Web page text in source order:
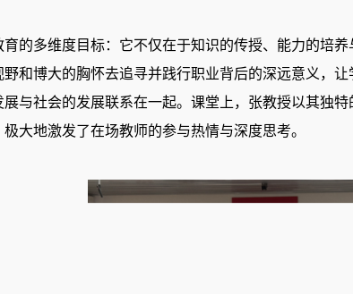
多维度目标：它不仅在于知识的传授、能力的培养
和博大的胸怀去追寻并践行职业背后的深远意义，
与社会的发展联系在一起。课堂上，张教授以其独
大地激发了在场教师的参与热情与深度思考。